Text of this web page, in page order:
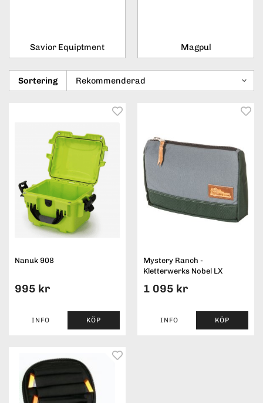
Savior Equiptment Magpul
Sortering
Nanuk 908
995 kr
INFO KÖP
Mystery Ranch -
Kletterwerks Nobel LX
1 095 kr
INFO KÖP